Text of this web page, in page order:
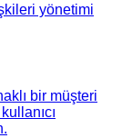
yönetimi
bir müşteri